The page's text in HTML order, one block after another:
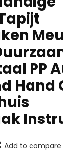
PP
Hand
Add to compare